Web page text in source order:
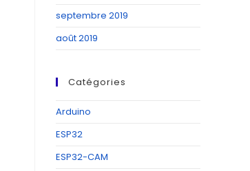
septembre 2019
août 2019
Catégories
Arduino
ESP32
ESP32-CAM